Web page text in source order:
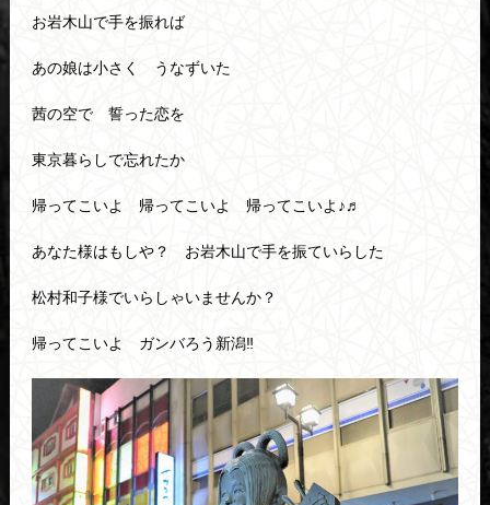
お岩木山で手を振れば
あの娘は小さく うなずいた
茜の空で 誓った恋を
東京暮らしで忘れたか
帰ってこいよ 帰ってこいよ 帰ってこいよ♪♬
あなた様はもしや？ お岩木山で手を振ていらした
松村和子様でいらしゃいませんか？
帰ってこいよ ガンバろう新潟‼